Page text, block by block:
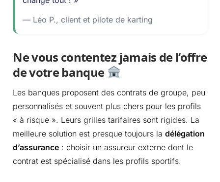
— Léo P., client et pilote de karting
Ne vous contentez jamais de l’offre
de votre banque
Les banques proposent des contrats de groupe, peu
personnalisés et souvent plus chers pour les profils
« à risque ». Leurs grilles tarifaires sont rigides. La
meilleure solution est presque toujours ladélégation
d’assurance : choisir un assureur externe dont le
contrat est spécialisé dans les profils sportifs.